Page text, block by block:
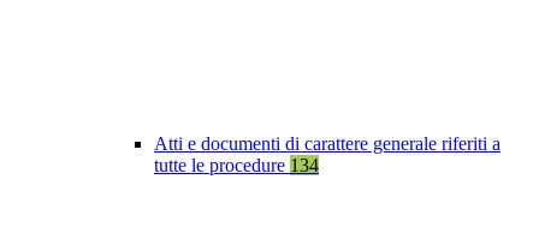
Atti e documenti di carattere generale riferiti a
tutte le procedure 134